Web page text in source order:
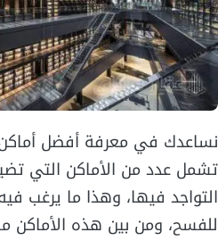
نساعدك في معرفة أفضل
تشمل عدد من الأماكن التي
التواجد فيها، وهذا ما يرغب
للفسح، ومن بين هذه الأماكن